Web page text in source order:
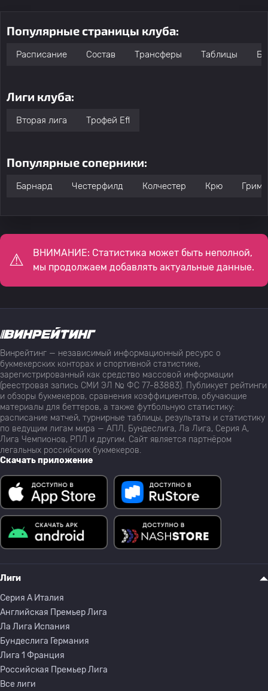
Популярные страницы клуба:
Расписание Состав Трансферы Таблицы
Лиги клуба:
Вторая лига Трофей Efl
Популярные соперники:
Барнард Честерфилд Колчестер Крю
ВНИМАНИЕ: Статистика может быть неполной,
мы продолжаем добавлять актуальные данные.
Винрейтинг — независимый информационный ресурс о
букмекерских конторах и спортивной статистике,
зарегистрированный как средство массовой информации
(реестровая запись СМИ ЭЛ № ФС 77-83883). Публикует рейтинги
и обзоры букмекеров, сравнения коэффициентов, обучающие
материалы для беттеров, а также футбольную статистику:
расписание матчей, турнирные таблицы, результаты и статистику
по ведущим лигам мира — АПЛ, Бундеслига, Ла Лига, Серия А,
Лига Чемпионов, РПЛ и другим. Сайт является партнёром
легальных российских букмекеров.
Скачать приложение
Лиги
Серия A Италия
Английская Премьер Лига
Ла Лига Испания
Бундеслига Германия
Лига 1 Франция
Российская Премьер Лига
Все лиги